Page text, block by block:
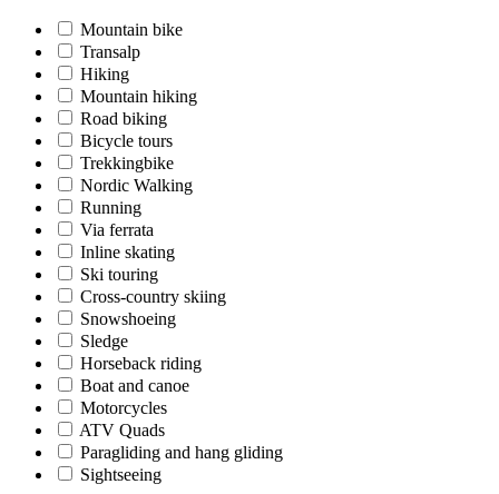
Mountain bike
Transalp
Hiking
Mountain hiking
Road biking
Bicycle tours
Trekkingbike
Nordic Walking
Running
Via ferrata
Inline skating
Ski touring
Cross-country skiing
Snowshoeing
Sledge
Horseback riding
Boat and canoe
Motorcycles
ATV Quads
Paragliding and hang gliding
Sightseeing